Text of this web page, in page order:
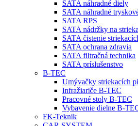
SATA náhradné diely
SATA náhradné
SATA RPS
SATA nádržky na
SATA čistenie
SATA ochrana zdravia
SATA filtračná technika
SATA príslušenstvo
B-TEC
Umývačky striekacích
Infražiariče B-TEC
Pracovné stoly B-TEC
Vybavenie dielne B-
FK-Teknik